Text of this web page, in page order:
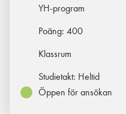
YH-program
Poäng: 400
Klassrum
Studietakt: Heltid
Öppen för ansökan